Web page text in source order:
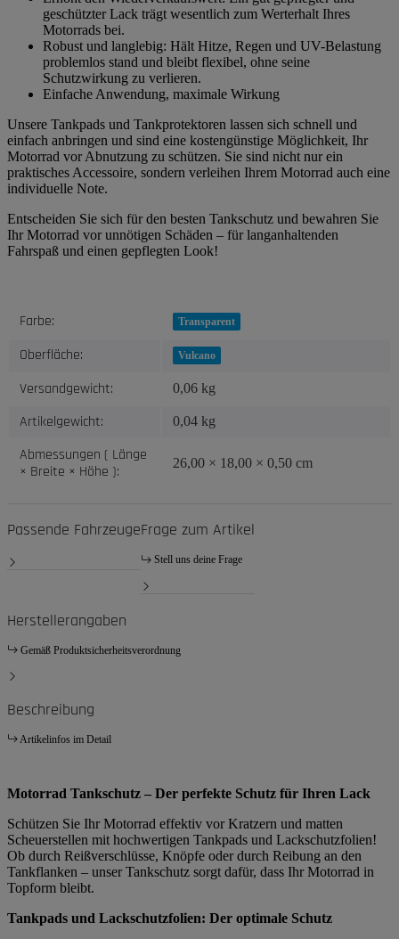
geschützter Lack trägt wesentlich zum Werterhalt Ihres
Motorrads bei.
Robust und langlebig: Hält Hitze, Regen und UV-Belastung
problemlos stand und bleibt flexibel, ohne seine
Schutzwirkung zu verlieren.
Einfache Anwendung, maximale Wirkung
Unsere Tankpads und Tankprotektoren lassen sich schnell und
einfach anbringen und sind eine kostengünstige Möglichkeit, Ihr
Motorrad vor Abnutzung zu schützen. Sie sind nicht nur ein
praktisches Accessoire, sondern verleihen Ihrem Motorrad auch eine
individuelle Note.
Entscheiden Sie sich für den besten Tankschutz und bewahren Sie
Ihr Motorrad vor unnötigen Schäden – für langanhaltenden
Fahrspaß und einen gepflegten Look!
Produkteigenschaft
Wert
Farbe: Transparent
Oberfläche: Vulcano
Versandgewicht: 0,06 kg
Artikelgewicht: 0,04 kg
Abmessungen ( Länge
× Breite × Höhe ):
26,00 × 18,00 × 0,50 cm
Passende FahrzeugeFrage zum Artikel
Stell uns deine Frage
Herstellerangaben
Gemäß Produktsicherheitsverordnung
Beschreibung
Artikelinfos im Detail
Motorrad Tankschutz – Der perfekte Schutz für Ihren Lack
Schützen Sie Ihr Motorrad effektiv vor Kratzern und matten
Scheuerstellen mit hochwertigen Tankpads und Lackschutzfolien!
Ob durch Reißverschlüsse, Knöpfe oder durch Reibung an den
Tankflanken – unser Tankschutz sorgt dafür, dass Ihr Motorrad in
Topform bleibt.
Tankpads und Lackschutzfolien: Der optimale Schutz